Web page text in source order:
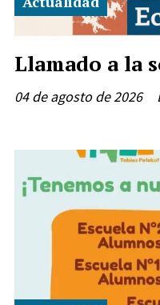
Llamado a la
04 de agosto de 2026